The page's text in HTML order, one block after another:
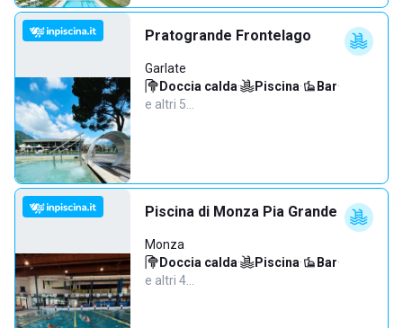
Pratogrande Frontelago
Garlate
Doccia calda· Piscina· Bar·
e altri 5…
Piscina di Monza Pia Grande
Monza
Doccia calda· Piscina· Bar·
e altri 4…